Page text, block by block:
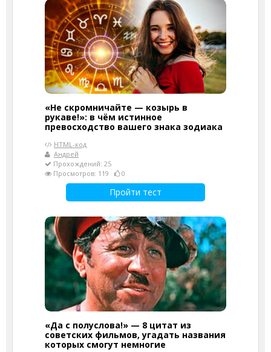
«Не скромничайте — козырь в
рукаве!»: в чём истинное
превосходство вашего знака зодиака
HTML-код
Андрей
Прохождений: 25
Просмотров: 119
0
Пройти тест
«Да с полуслова!» — 8 цитат из
советских фильмов, угадать названия
которых смогут немногие